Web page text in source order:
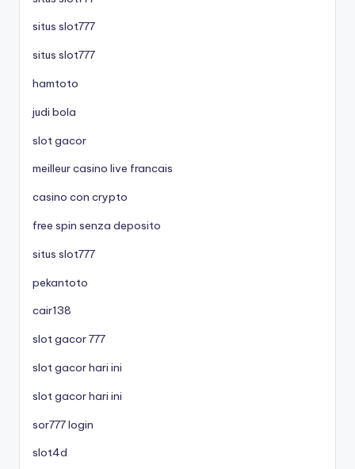
situs slot777
situs slot777
hamtoto
judi bola
slot gacor
meilleur casino live francais
casino con crypto
free spin senza deposito
situs slot777
pekantoto
cair138
slot gacor 777
slot gacor hari ini
slot gacor hari ini
sor777 login
slot4d